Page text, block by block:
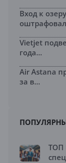
Вход к
Vietjet
года...
Air Astana
за в...
ТОП